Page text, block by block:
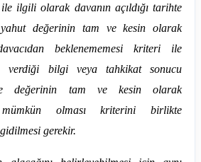
ilgili olarak davanın açıldığı tarihte
yahut değerinin tam ve kesin olarak
beklenememesi kriteri ile
verdiği bilgi veya tahkikat sonucu
değerinin tam ve kesin olarak
mümkün olması kriterini birlikte
gerekir.